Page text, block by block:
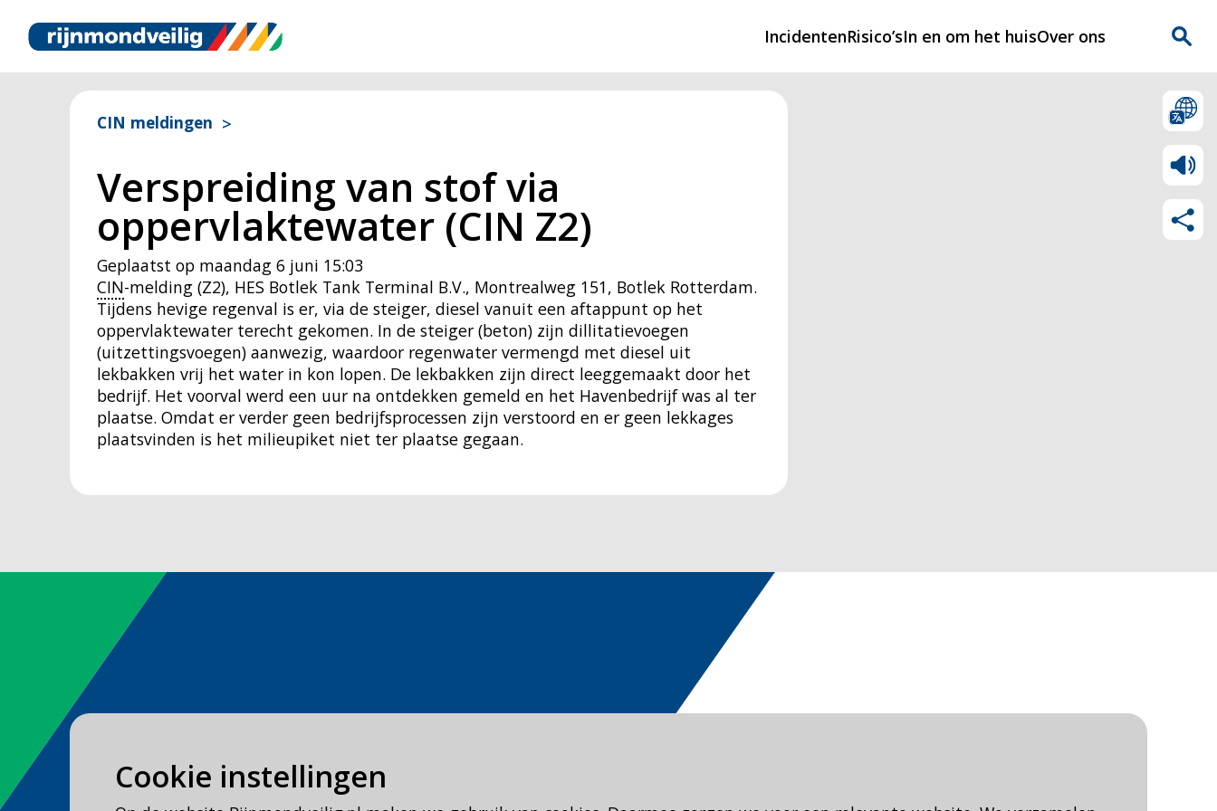
Cookie instellingen
Incidenten
Overzicht incidenten
Risico’sIn en om het huisOver ons
CIN meldingen
Verspreiding van stof via
oppervlaktewater (CIN Z2)
Geplaatst op maandag 6 juni 15:03
CIN-melding (Z2), HES Botlek Tank Terminal B.V., Montrealweg 151, Botlek Rotterdam.
Tijdens hevige regenval is er, via de steiger, diesel vanuit een aftappunt op het
oppervlaktewater terecht gekomen. In de steiger (beton) zijn dillitatievoegen
(uitzettingsvoegen) aanwezig, waardoor regenwater vermengd met diesel uit
lekbakken vrij het water in kon lopen. De lekbakken zijn direct leeggemaakt door het
bedrijf. Het voorval werd een uur na ontdekken gemeld en het Havenbedrijf was al ter
plaatse. Omdat er verder geen bedrijfsprocessen zijn verstoord en er geen lekkages
plaatsvinden is het milieupiket niet ter plaatse gegaan.
112